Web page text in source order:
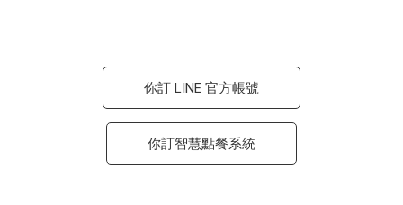
你訂 LINE 官方帳號
你訂智慧點餐系統